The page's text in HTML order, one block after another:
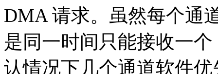
DMA 请求。虽然每个通
是同一时间只能接收一
认情况下几个通道软件